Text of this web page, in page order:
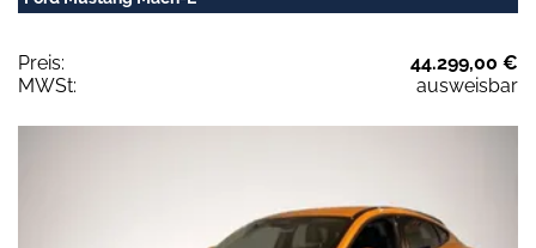
Preis:
44.299,00 €
MWSt:
ausweisbar